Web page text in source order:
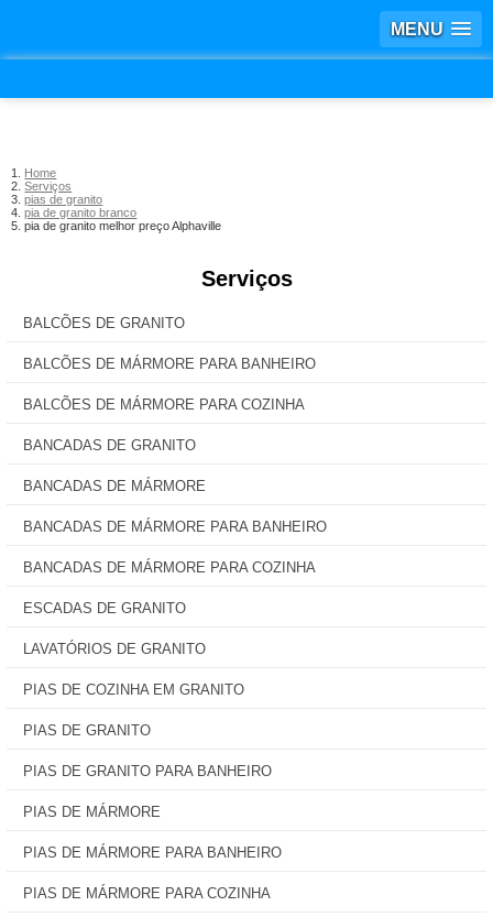
MENU
Home
Serviços
pias de granito
pia de granito branco
pia de granito melhor preço Alphaville
Serviços
BALCÕES DE GRANITO
BALCÕES DE MÁRMORE PARA BANHEIRO
BALCÕES DE MÁRMORE PARA COZINHA
BANCADAS DE GRANITO
BANCADAS DE MÁRMORE
BANCADAS DE MÁRMORE PARA BANHEIRO
BANCADAS DE MÁRMORE PARA COZINHA
ESCADAS DE GRANITO
LAVATÓRIOS DE GRANITO
PIAS DE COZINHA EM GRANITO
PIAS DE GRANITO
PIAS DE GRANITO PARA BANHEIRO
PIAS DE MÁRMORE
PIAS DE MÁRMORE PARA BANHEIRO
PIAS DE MÁRMORE PARA COZINHA